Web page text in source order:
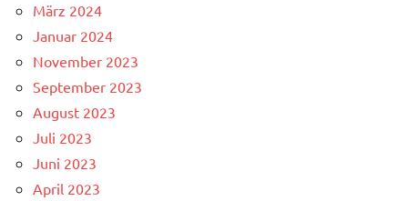
März 2024
Januar 2024
November 2023
September 2023
August 2023
Juli 2023
Juni 2023
April 2023